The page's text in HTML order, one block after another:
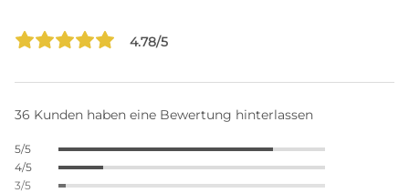
4.78/5
36 Kunden haben eine Bewertung hinterlassen
5/5
4/5
3/5